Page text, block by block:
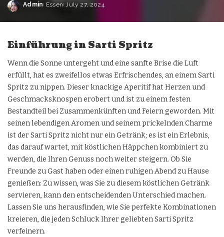
Admin Essen July 27, 2024
Einführung in Sarti Spritz
Wenn die Sonne untergeht und eine sanfte Brise die Luft
erfüllt, hat es zweifellos etwas Erfrischendes, an einem Sarti
Spritz zu nippen. Dieser knackige Aperitif hat Herzen und
Geschmacksknospen erobert und ist zu einem festen
Bestandteil bei Zusammenkünften und Feiern geworden. Mit
seinen lebendigen Aromen und seinem prickelnden Charme
ist der Sarti Spritz nicht nur ein Getränk; es ist ein Erlebnis,
das darauf wartet, mit köstlichen Häppchen kombiniert zu
werden, die Ihren Genuss noch weiter steigern. Ob Sie
Freunde zu Gast haben oder einen ruhigen Abend zu Hause
genießen: Zu wissen, was Sie zu diesem köstlichen Getränk
servieren, kann den entscheidenden Unterschied machen.
Lassen Sie uns herausfinden, wie Sie perfekte Kombinationen
kreieren, die jeden Schluck Ihrer geliebten Sarti Spritz
verfeinern.